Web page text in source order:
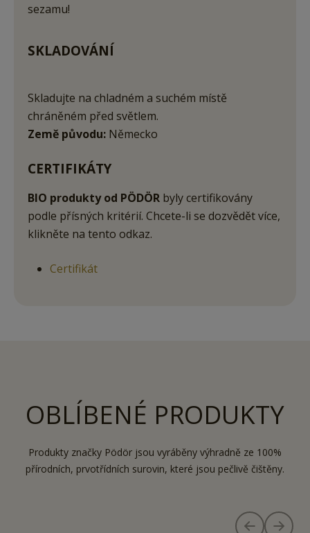
sezamu!
SKLADOVÁNÍ
Skladujte na chladném a suchém místě
chráněném před světlem.
Země původu: Německo
CERTIFIKÁTY
BIO produkty od PÖDÖR byly certifikovány
podle přísných kritérií. Chcete-li se dozvědět více,
klikněte na tento odkaz.
Certifikát
OBLÍBENÉ PRODUKTY
Produkty značky Pödör jsou vyráběny výhradně ze 100%
přírodních, prvotřídních surovin, které jsou pečlivě čištěny.